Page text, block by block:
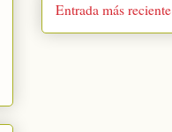
Entrada más reciente